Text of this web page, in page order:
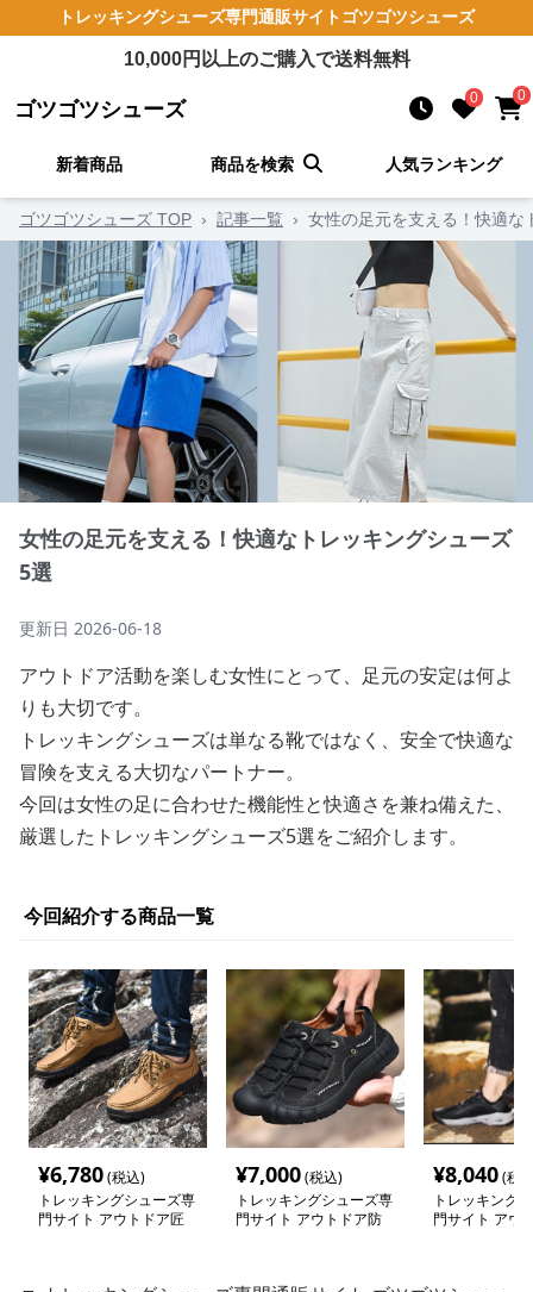
トレッキングシューズ専門通販サイト ゴツゴツシューズ
10,000円以上のご購入で送料無料
ゴツゴツシューズ 0 0
新着商品 商品を検索 人気ランキング
ゴツゴツシューズ TOP › 記事一覧 › 女性の足元を支える！快適な
女性の足元を支える！快適なトレッキングシューズ
5選
更新日 2026-06-18
アウトドア活動を楽しむ女性にとって、足元の安定は何よ
りも大切です。
トレッキングシューズは単なる靴ではなく、安全で快適な
冒険を支える大切なパートナー。
今回は女性の足に合わせた機能性と快適さを兼ね備えた、
厳選したトレッキングシューズ5選をご紹介します。
今回紹介する商品一覧
¥6,780(税込)
トレッキングシューズ専
門サイト アウトドア匠
¥7,000(税込)
トレッキングシューズ専
門サイト アウトドア防
¥8,040(税
トレッキング
門サイト アウ